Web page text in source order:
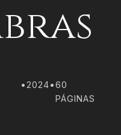
•2024•60
PÁGINAS